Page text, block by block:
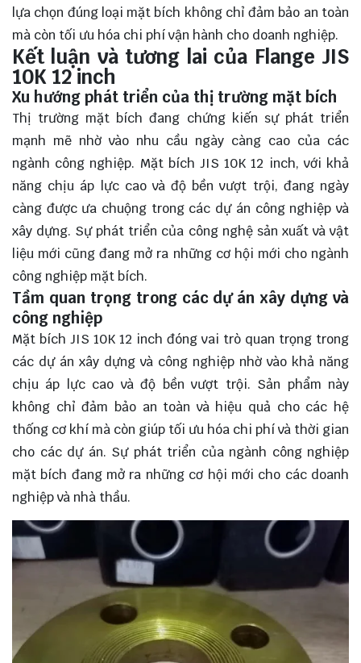
lựa chọn đúng loại mặt bích không chỉ đảm bảo an toàn
mà còn tối ưu hóa chi phí vận hành cho doanh nghiệp.
Kết luận và tương lai của Flange JIS
10K 12 inch
Xu hướng phát triển của thị trường mặt bích
Thị trường mặt bích đang chứng kiến sự phát triển
mạnh mẽ nhờ vào nhu cầu ngày càng cao của các
ngành công nghiệp. Mặt bích JIS 10K 12 inch, với khả
năng chịu áp lực cao và độ bền vượt trội, đang ngày
càng được ưa chuộng trong các dự án công nghiệp và
xây dựng. Sự phát triển của công nghệ sản xuất và vật
liệu mới cũng đang mở ra những cơ hội mới cho ngành
công nghiệp mặt bích.
Tầm quan trọng trong các dự án xây dựng và
công nghiệp
Mặt bích JIS 10K 12 inch đóng vai trò quan trọng trong
các dự án xây dựng và công nghiệp nhờ vào khả năng
chịu áp lực cao và độ bền vượt trội. Sản phẩm này
không chỉ đảm bảo an toàn và hiệu quả cho các hệ
thống cơ khí mà còn giúp tối ưu hóa chi phí và thời gian
cho các dự án. Sự phát triển của ngành công nghiệp
mặt bích đang mở ra những cơ hội mới cho các doanh
nghiệp và nhà thầu.